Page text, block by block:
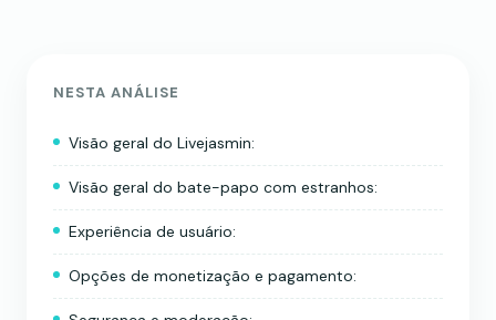
NESTA ANÁLISE
Visão geral do Livejasmin:
Visão geral do bate-papo com estranhos:
Experiência de usuário:
Opções de monetização e pagamento: